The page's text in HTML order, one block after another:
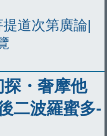
道次第廣論|
・奢摩他
二波羅蜜多-